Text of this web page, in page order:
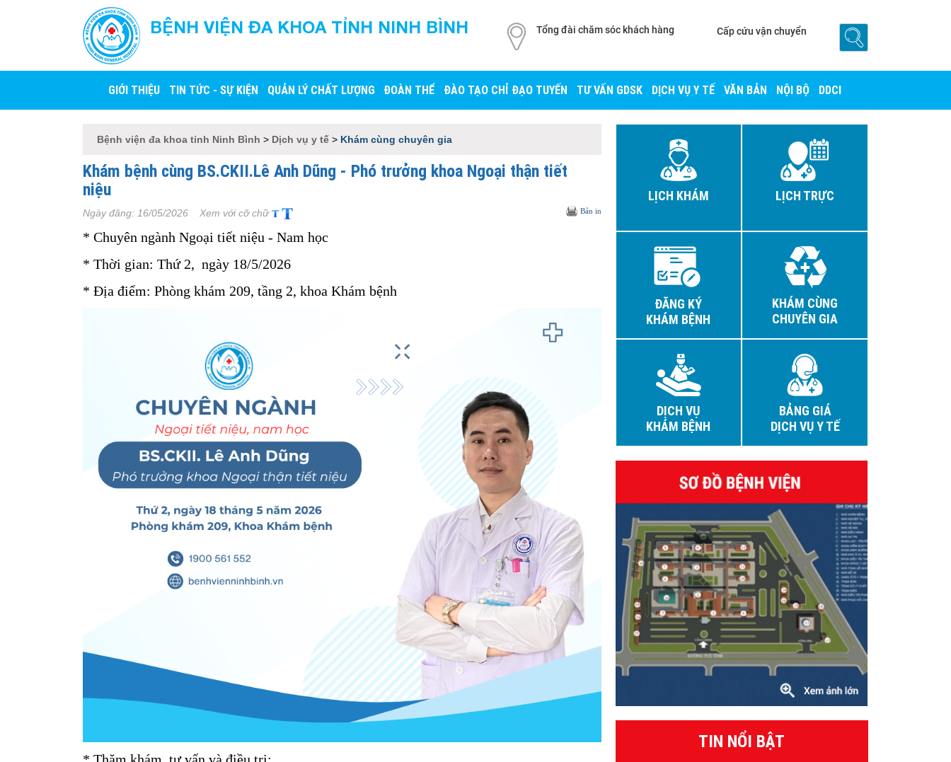
BỆNH VIỆN ĐA KHOA TỈNH NINH BÌNH Tổng đài chăm sóc khách hàng Cấp cứu vận chuyển
GIỚI THIỆU TIN TỨC - SỰ KIỆN QUẢN LÝ CHẤT LƯỢNG ĐOÀN THỂ ĐÀO TẠO CHỈ ĐẠO TUYẾN TƯ VẤN GDSK DỊCH VỤ Y TẾ VĂN BẢN NỘI BỘ DDCI
Bệnh viện đa khoa tỉnh Ninh Bình > Dịch vụ y tế > Khám cùng chuyên gia
Khám bệnh cùng BS.CKII.Lê Anh Dũng - Phó trưởng khoa Ngoại thận tiết
niệu
Ngày đăng: 16/05/2026 Xem với cỡ chữ Bản in
* Chuyên ngành Ngoại tiết niệu - Nam học
* Thời gian: Thứ 2, ngày 18/5/2026
* Địa điểm: Phòng khám 209, tầng 2, khoa Khám bệnh
LỊCH KHÁM LỊCH TRỰC
ĐĂNG KÝ
KHÁM BỆNH
KHÁM CÙNG
CHUYÊN GIA
DỊCH VỤ
KHÁM BỆNH
BẢNG GIÁ
DỊCH VỤ Y TẾ
TIN NỔI BẬT